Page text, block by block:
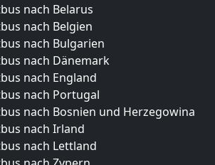
nach Belarus
nach Belgien
nach Bulgarien
nach Dänemark
nach England
nach Portugal
nach Bosnien und Herzegowina
nach Irland
nach Lettland